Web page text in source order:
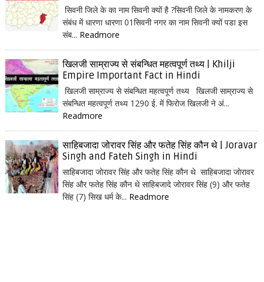
सिवनी जिले के का नाम सिवनी क्यों है ?सिवनी जिले के नामकरण के
संबंध में धारणा धारणा 01सिवनी नगर का नाम सिवनी क्यों पडा इस
संब... Readmore
खिलजी साम्राज्य से संबन्धित महत्वपूर्ण तथ्य | Khilji
Empire Important Fact in Hindi
खिलजी साम्राज्य से संबन्धित महत्वपूर्ण तथ्य खिलजी साम्राज्य से
संबन्धित महत्वपूर्ण तथ्य 1290 ई. में फिरोज खिलजी ने अं...
Readmore
साहिबजादा जोरावर सिंह और फतेह सिंह कौन थे | Joravar
Singh and Fateh Singh in Hindi
साहिबजादा जोरावर सिंह और फतेह सिंह कौन थे साहिबजादा जोरावर
सिंह और फतेह सिंह कौन थे साहिबजादे जोरावर सिंह (9) और फतेह
सिंह (7) सिख धर्म के... Readmore